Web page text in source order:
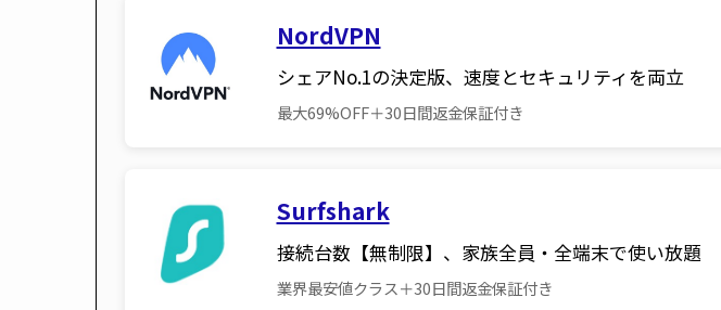
NordVPN
シェアNo.1の決定版、速度とセキュリティを両立
最大69%OFF＋30日間返金保証付き
Surfshark
接続台数【無制限】、家族全員・全端末で使い放題
業界最安値クラス＋30日間返金保証付き